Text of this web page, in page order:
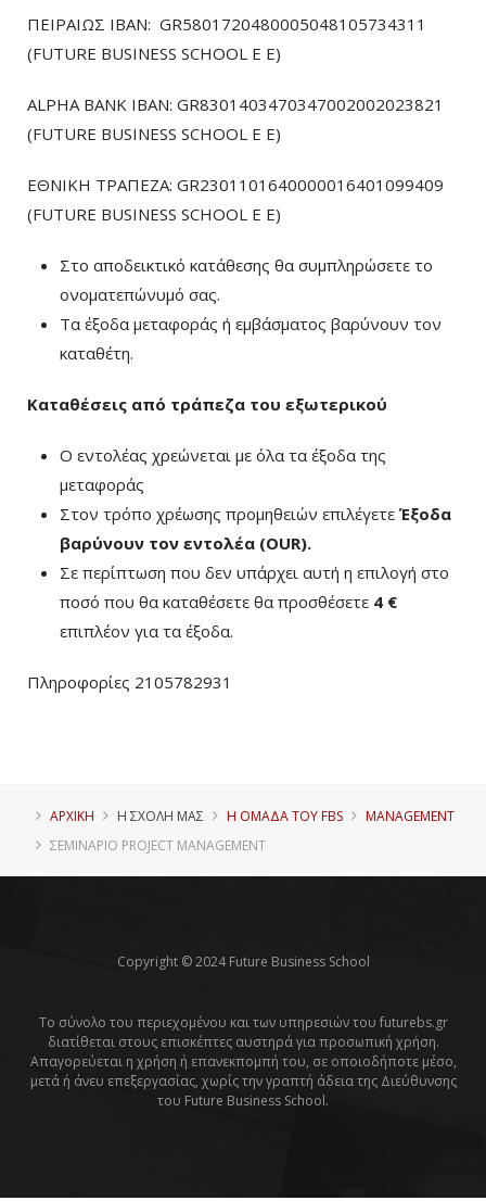
ΠΕΙΡΑΙΩΣ ΙΒΑΝ: GR5801720480005048105734311
(FUTURE BUSINESS SCHOOL E E)
ALPHA BANK IBAN: GR8301403470347002002023821
(FUTURE BUSINESS SCHOOL E E)
ΕΘΝΙΚΗ ΤΡΑΠΕΖΑ: GR2301101640000016401099409
(FUTURE BUSINESS SCHOOL E E)
Στο αποδεικτικό κατάθεσης θα συμπληρώσετε το
ονοματεπώνυμό σας.
Τα έξοδα μεταφοράς ή εμβάσματος βαρύνουν τον
καταθέτη.
Καταθέσεις από τράπεζα του εξωτερικού
Ο εντολέας χρεώνεται με όλα τα έξοδα της
μεταφοράς
Στον τρόπο χρέωσης προμηθειών επιλέγετε Έξοδα
βαρύνουν τον εντολέα (ΟUR).
Σε περίπτωση που δεν υπάρχει αυτή η επιλογή στο
ποσό που θα καταθέσετε θα προσθέσετε 4 €
επιπλέον για τα έξοδα.
Πληροφορίες 2105782931
ΑΡΧΙΚΗ Η ΣΧΟΛΗ ΜΑΣ Η ΟΜΑΔΑ ΤΟΥ FBS
MANAGEMENT
ΣΕΜΙΝΆΡΙΟ PROJECT MANAGEMENT
Copyright © 2024 Future Business School
Το σύνολο του περιεχομένου και των υπηρεσιών του futurebs.gr
διατίθεται στους επισκέπτες αυστηρά για προσωπική χρήση.
Απαγορεύεται η χρήση ή επανεκπομπή του, σε οποιοδήποτε μέσο,
μετά ή άνευ επεξεργασίας, χωρίς την γραπτή άδεια της Διεύθυνσης
του Future Business School.